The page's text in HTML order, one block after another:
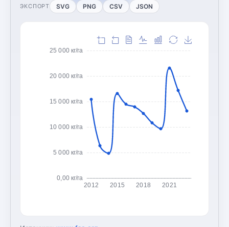
ЭКСПОРТ SVG PNG CSV JSON
0,00 кг/га
5 000 кг/га
10 000 кг/га
15 000 кг/га
20 000 кг/га
25 000 кг/га
2012 2015 2018 2021